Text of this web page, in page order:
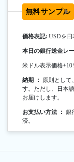
無料サンプル
価格表記: USDを
本日の銀行送金レ
米ドル表示価格+10
納期 ： 原則として
す。ただし、日本
お届けします。
お支払い方法 ： 銀
済。